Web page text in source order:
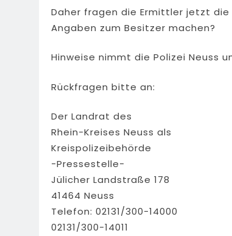
Daher fragen die Ermittler jetzt die
Angaben zum Besitzer machen?
Hinweise nimmt die Polizei Neuss
Rückfragen bitte an:
Der Landrat des
Rhein-Kreises Neuss als
Kreispolizeibehörde
-Pressestelle-
Jülicher Landstraße 178
41464 Neuss
Telefon: 02131/300-14000
02131/300-14011